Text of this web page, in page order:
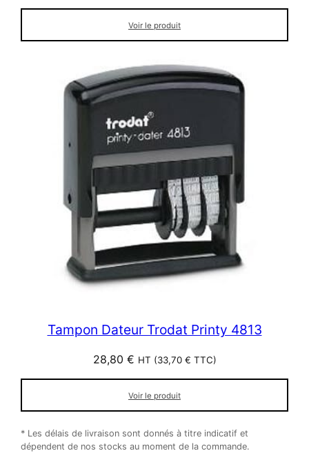
Voir le produit
Tampon Dateur Trodat Printy 4813
28,80 € HT (33,70 € TTC)
Voir le produit
* Les délais de livraison sont donnés à titre indicatif et
dépendent de nos stocks au moment de la commande.